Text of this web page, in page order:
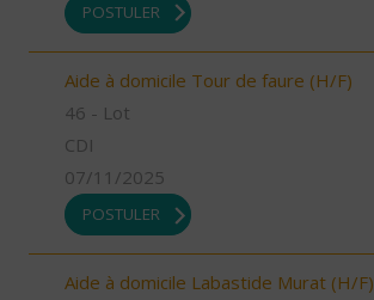
POSTULER
Aide à domicile Tour de faure (H/F)
46 - Lot
CDI
07/11/2025
POSTULER
Aide à domicile Labastide Murat (H/F)